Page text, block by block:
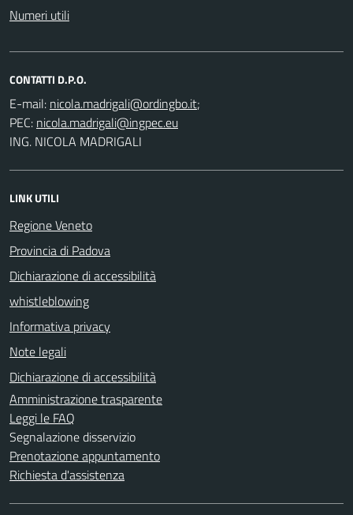
Numeri utili
CONTATTI D.P.O.
E-mail:
;
PEC:
ING. NICOLA MADRIGALI
LINK UTILI
Regione Veneto
Provincia di Padova
Dichiarazione di accessibilità
whistleblowing
Informativa privacy
Note legali
Dichiarazione di accessibilità
Amministrazione trasparente
Leggi le FAQ
Segnalazione disservizio
Prenotazione appuntamento
Richiesta d'assistenza